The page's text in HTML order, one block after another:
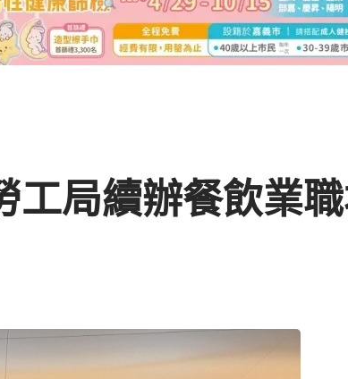
局續辦餐飲業